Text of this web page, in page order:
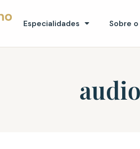
Especialidades Sobre o